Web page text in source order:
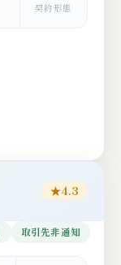
契約形態
★4.3
取引先非通知